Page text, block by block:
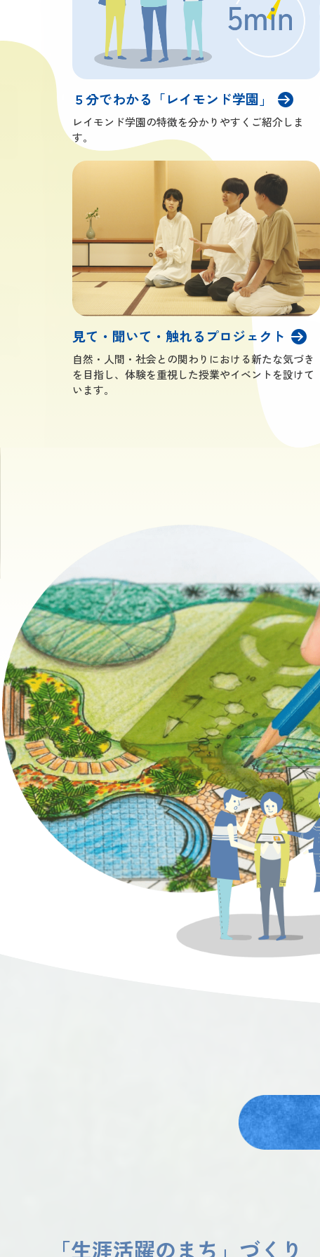
５分でわかる「レイモンド学園」
レイモンド学園の特徴を分かりやすくご紹介しま
す。
見て・聞いて・触れるプロジェクト
自然・人間・社会との関わりにおける新たな気づき
を目指し、体験を重視した授業やイベントを設けて
います。
「生涯活躍のまち」づくり